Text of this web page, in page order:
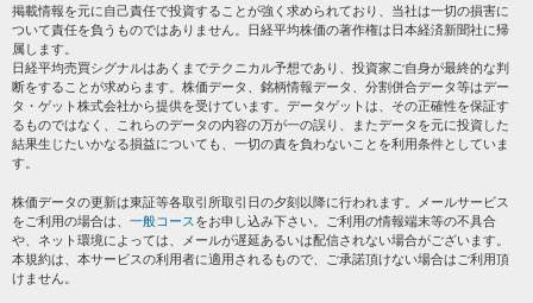
過去データ
掲載情報を元に自己責任で投資することが強く求められており、当社は一切の損害に
ついて責任を負うものではありません。日経平均株価の著作権は日本経済新聞社に帰
属します。
日経平均売買シグナルはあくまでテクニカル予想であり、投資家ご自身が最終的な判
断をすることが求めらます。株価データ、銘柄情報データ、分割併合データ等はデー
タ・ゲット株式会社から提供を受けています。データゲットは、その正確性を保証す
るものではなく、これらのデータの内容の万が一の誤り、またデータを元に投資した
結果生じたいかなる損益についても、一切の責を負わないことを利用条件としていま
す。
株価データの更新は東証等各取引所取引日の夕刻以降に行われます。メールサービス
をご利用の場合は、 一般コース をお申し込み下さい。ご利用の情報端末等の不具合
や、ネット環境によっては、メールが遅延あるいは配信されない場合がございます。
本規約は、本サービスの利用者に適用されるもので、ご承諾頂けない場合はご利用頂
けません。